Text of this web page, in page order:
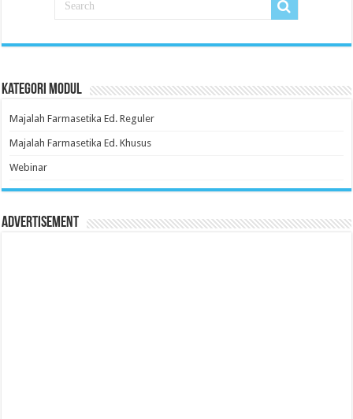
Kategori Modul
Majalah Farmasetika Ed. Reguler
Majalah Farmasetika Ed. Khusus
Webinar
Advertisement